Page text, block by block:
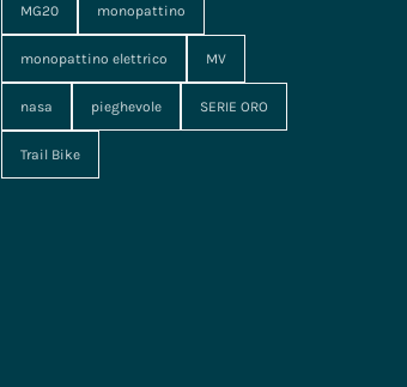
MG20 monopattino
monopattino elettrico MV
nasa pieghevole SERIE ORO
Trail Bike